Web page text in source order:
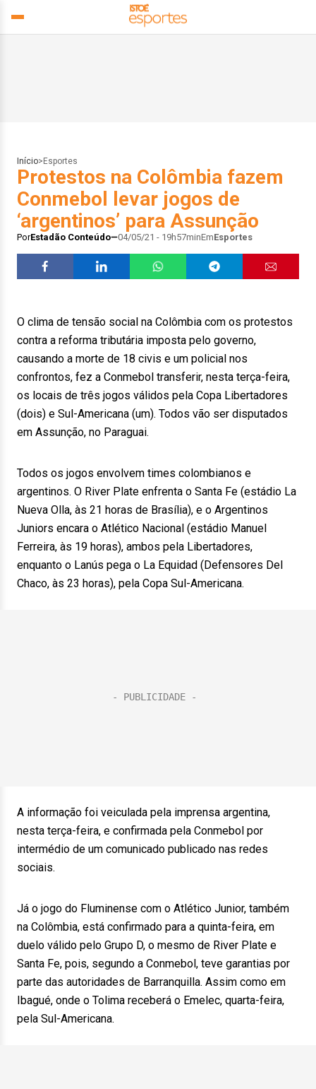
Início> Esportes
Protestos na Colômbia fazem
Conmebol levar jogos de
‘argentinos’ para Assunção
PorEstadão Conteúdo 04/05/21 - 19h57minEmEsportes
O clima de tensão social na Colômbia com os protestos
contra a reforma tributária imposta pelo governo,
causando a morte de 18 civis e um policial nos
confrontos, fez a Conmebol transferir, nesta terça-feira,
os locais de três jogos válidos pela Copa Libertadores
(dois) e Sul-Americana (um). Todos vão ser disputados
em Assunção, no Paraguai.
Todos os jogos envolvem times colombianos e
argentinos. O River Plate enfrenta o Santa Fe (estádio La
Nueva Olla, às 21 horas de Brasília), e o Argentinos
Juniors encara o Atlético Nacional (estádio Manuel
Ferreira, às 19 horas), ambos pela Libertadores,
enquanto o Lanús pega o La Equidad (Defensores Del
Chaco, às 23 horas), pela Copa Sul-Americana.
A informação foi veiculada pela imprensa argentina,
nesta terça-feira, e confirmada pela Conmebol por
intermédio de um comunicado publicado nas redes
sociais.
Já o jogo do Fluminense com o Atlético Junior, também
na Colômbia, está confirmado para a quinta-feira, em
duelo válido pelo Grupo D, o mesmo de River Plate e
Santa Fe, pois, segundo a Conmebol, teve garantias por
parte das autoridades de Barranquilla. Assim como em
Ibagué, onde o Tolima receberá o Emelec, quarta-feira,
pela Sul-Americana.